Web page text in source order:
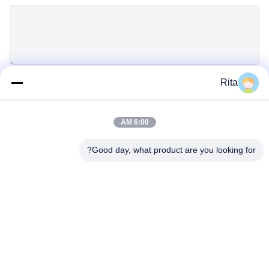
Rita
6:00 AM
Good day, what product are you looking for?